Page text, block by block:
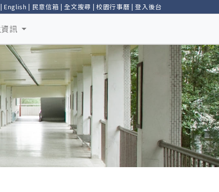
English | 民意信箱 |全文搜尋 | 校園行事曆 |登入後台
訊